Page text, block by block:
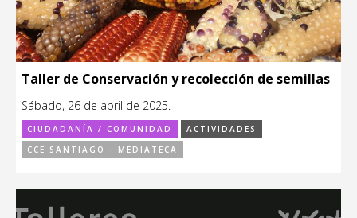
Taller de Conservación y recolección de semillas
Sábado, 26 de abril de 2025.
CIUDADANÍA / COMUNIDAD
ACTIVIDADES
CCE SANTIAGO - MEDIATECA